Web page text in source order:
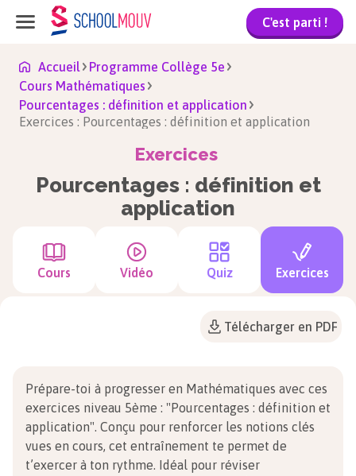
C'est parti !
Accueil
Programme Collège 5e
Cours Mathématiques
Pourcentages : définition et application
Exercices : Pourcentages : définition et application
Exercices
Pourcentages : définition et
application
Cours Vidéo Quiz Exercices
Télécharger en PDF
Prépare-toi à progresser en Mathématiques avec ces
exercices niveau 5ème : "Pourcentages : définition et
application". Conçu pour renforcer les notions clés
vues en cours, cet entraînement te permet de
t’exercer à ton rythme. Idéal pour réviser